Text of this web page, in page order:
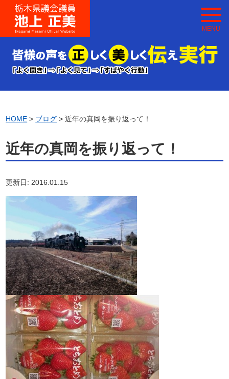
MENU
HOME > ブログ > 近年の真岡を振り返って！
近年の真岡を振り返って！
更新日: 2016.01.15